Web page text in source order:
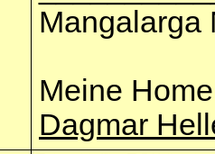
Mangalarga
Meine
Dagmar